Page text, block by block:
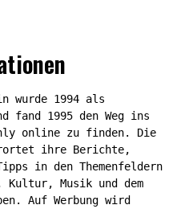
wurde 1994 als
fand 1995 den Weg ins
online zu finden. Die
ihre Berichte,
in den Themenfeldern
Musik und dem
Auf Werbung wird